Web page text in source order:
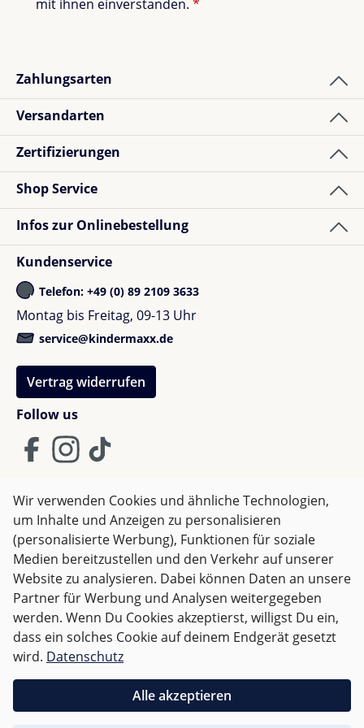
Produkt
Material
Inhalt
transparente
Magnetschienen
Altersempfehlung
Funktionen
Erweiterung für Rail
Racers Rennstrecken
Kompatibilität
Einsatzbereich
kreatives Bauen und
Experimentieren
Besonderheiten
Patentierte
Magnetschienen, 4-
Klick-System, robuste
Sicherheitskonstruktion
FAQ zum MAGNA-TILES Rail Racers
Erweiterungsset
mit ihnen einverstanden. *
Zahlungsarten
Versandarten
Zertifizierungen
Follow us
Shop Service
Infos zur Onlinebestellung
Kundenservice
Telefon: +49 (0) 89 2109 3633
Montag bis Freitag, 09-13 Uhr
service@kindermaxx.de
Vertrag widerrufen
AGB Impressum
Datenschutz
Widerrufsrecht
Alle Preise inkl. gesetzl. Mehrwertsteuer zzgl.Versandkosten
und ggf. Nachnahmegebühren, wenn nicht anders
angegeben.
Für Deutschland sind Bestellungen ab 50,- EUR
versandkostenfrei.
Wir verwenden Cookies und ähnliche Technologien,
um Inhalte und Anzeigen zu personalisieren
(personalisierte Werbung), Funktionen für soziale
Medien bereitzustellen und den Verkehr auf unserer
Website zu analysieren. Dabei können Daten an unsere
Partner für Werbung und Analysen weitergegeben
werden. Wenn Du Cookies akzeptierst, willigst Du ein,
dass ein solches Cookie auf deinem Endgerät gesetzt
wird. Datenschutz
Alle akzeptieren